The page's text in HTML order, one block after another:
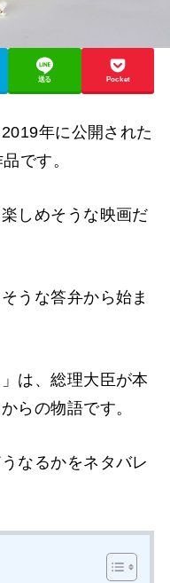
送る Pocket
年に公開された
です。
しめそうな映画だ
うな答弁から始ま
は、総理大臣が本
らの物語です。
なるかをネタバレ